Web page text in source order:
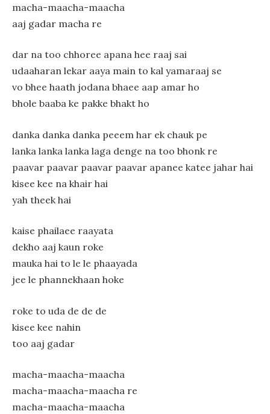
macha-maacha-maacha
aaj gadar macha re
dar na too chhoree apana hee raaj sai
udaaharan lekar aaya main to kal yamaraaj se
vo bhee haath jodana bhaee aap amar ho
bhole baaba ke pakke bhakt ho
danka danka danka peeem har ek chauk pe
lanka lanka lanka laga denge na too bhonk re
paavar paavar paavar paavar apanee katee jahar hai
kisee kee na khair hai
yah theek hai
kaise phailaee raayata
dekho aaj kaun roke
mauka hai to le le phaayada
jee le phannekhaan hoke
roke to uda de de de
kisee kee nahin
too aaj gadar
macha-maacha-maacha
macha-maacha-maacha re
macha-maacha-maacha